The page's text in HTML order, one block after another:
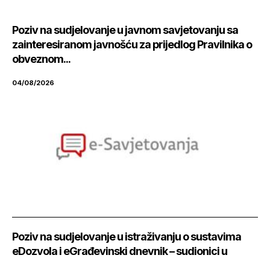
Poziv na sudjelovanje u javnom savjetovanju sa
zainteresiranom javnošću za prijedlog Pravilnika o
obveznom...
04/08/2026
Poziv na sudjelovanje u istraživanju o sustavima
eDozvola i eGrađevinski dnevnik – sudionici u